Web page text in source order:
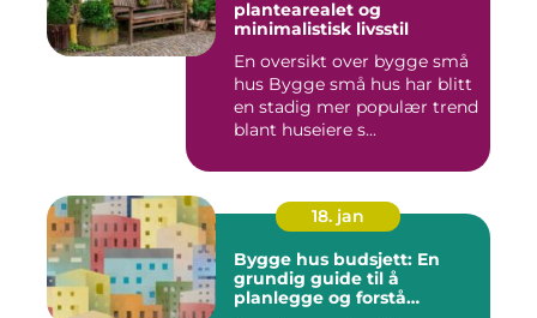
plantearealet og
minimalistisk livsstil
En oversikt over bygge små
hus Bygge små hus har blitt
en stadig mer populær trend
blant huseiere s...
18. jan
Bygge hus budsjett: En
grundig guide til å
planlegge og forstå